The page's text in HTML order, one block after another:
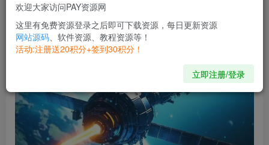
欢迎大家访问PAY资源网
这里有免费资源登录之后即可下载资源，每日更新资源
网站源码、软件资源、教程资源等！
活动:注册送20积分+签到30积分！
立即注册/登录